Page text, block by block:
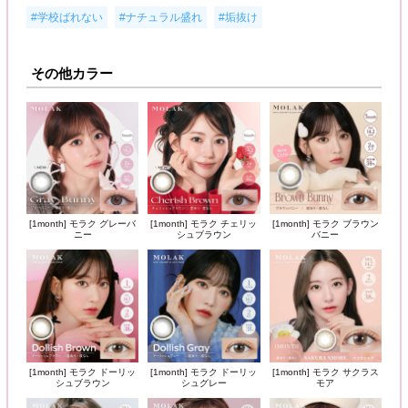
#学校ばれない #ナチュラル盛れ #垢抜け
その他カラー
[1month] モラク グレーバ
ニー
[1month] モラク チェリッ
シュブラウン
[1month] モラク ブラウン
バニー
[1month] モラク ドーリッ
シュブラウン
[1month] モラク ドーリッ
シュグレー
[1month] モラク サクラス
モア